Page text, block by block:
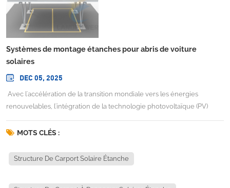
Systèmes de montage étanches pour abris de voiture
solaires
DEC 05, 2025
Avec l'accélération de la transition mondiale vers les énergies
renouvelables, l'intégration de la technologie photovoltaïque (PV)
d'optimiser l'utilisation des sols et de réduire les émissions de carbone.
voiture solaires étanches Ces systèmes ont rapidement gagné en
popularité dans les secteurs commercial, industriel et résidentiel. Ils
MOTS CLÉS :
Structure De Carport Solaire Étanche